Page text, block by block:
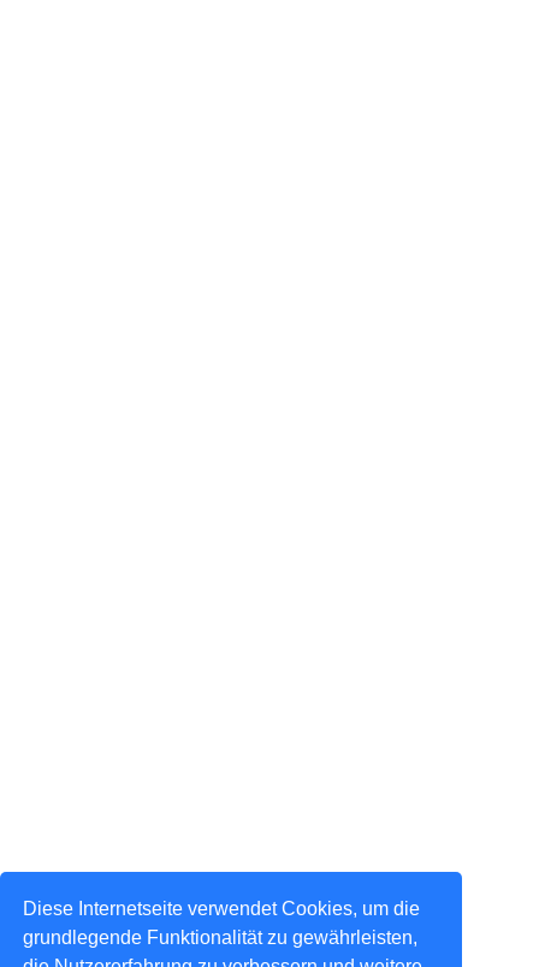
Diese Internetseite verwendet Cookies, um die
grundlegende Funktionalität zu gewährleisten,